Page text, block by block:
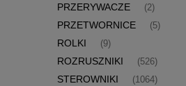
PRZERYWACZE (2)
PRZETWORNICE (5)
ROLKI (9)
ROZRUSZNIKI (526)
STEROWNIKI (1064)